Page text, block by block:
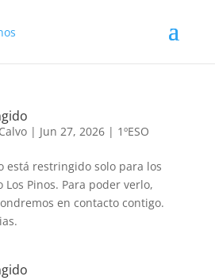
| Jun 27, 2026| 1ºESO
está restringido solo para los
Pinos. Para poder verlo,
en contacto contigo.